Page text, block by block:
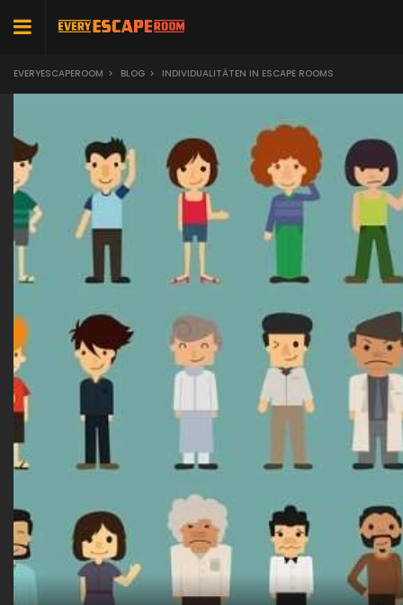
EVERYESCAPEROOM > BLOG > INDIVIDUALITÄTEN IN ESCAPE ROOMS